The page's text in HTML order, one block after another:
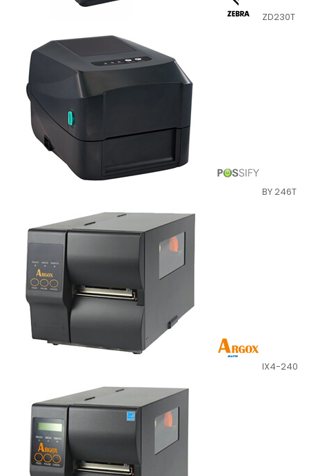
ZD230T
BY 246T
IX4-240